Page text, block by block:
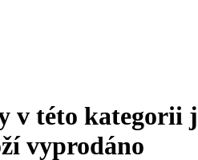
v této kategorii
vyprodáno